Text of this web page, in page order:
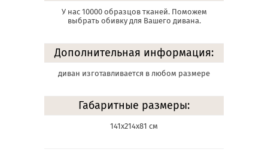
У нас 10000 образцов тканей. Поможем
выбрать обивку для Вашего дивана.
Дополнительная информация:
диван изготавливается в любом размере
Габаритные размеры:
141х214х81 см